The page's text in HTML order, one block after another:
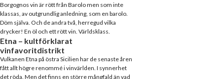
Borgognos vin är rött från Barolo men som inte
klassas, av outgrundlig anledning, som en barolo.
Döm själva. Och de andra två, herregud vilka
drycker! En öl och ett rött vin. Världsklass.
Etna – kultförklarat
vinfavoritdistrikt
Vulkanen Etna på östra Sicilien har de senaste åren
fått allt högre renommé i vinvärlden. I synnerhet
det röda. Men det finns en större mångfald än vad